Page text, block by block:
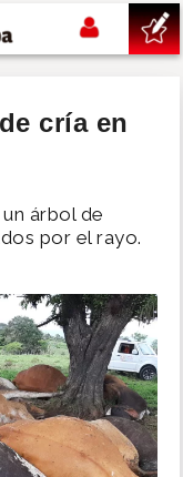
cría en
árbol de
por el rayo.